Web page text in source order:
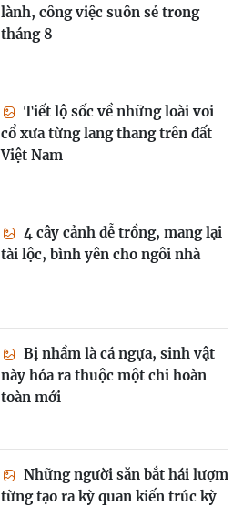
lành, công việc suôn sẻ trong
tháng 8
Tiết lộ sốc về những loài voi
cổ xưa từng lang thang trên đất
Việt Nam
4 cây cảnh dễ trồng, mang lại
tài lộc, bình yên cho ngôi nhà
Bị nhầm là cá ngựa, sinh vật
này hóa ra thuộc một chi hoàn
toàn mới
Những người săn bắt hái lượm
từng tạo ra kỳ quan kiến trúc kỳ